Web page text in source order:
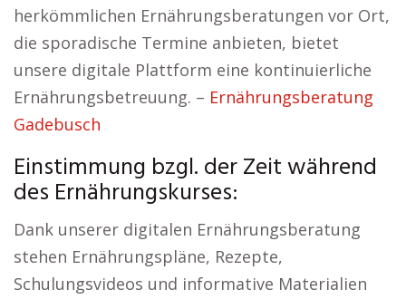
herkömmlichen Ernährungsberatungen vor Ort,
die sporadische Termine anbieten, bietet
unsere digitale Plattform eine kontinuierliche
Ernährungsbetreuung. – Ernährungsberatung
Gadebusch
Einstimmung bzgl. der Zeit während
des Ernährungskurses:
Dank unserer digitalen Ernährungsberatung
stehen Ernährungspläne, Rezepte,
Schulungsvideos und informative Materialien